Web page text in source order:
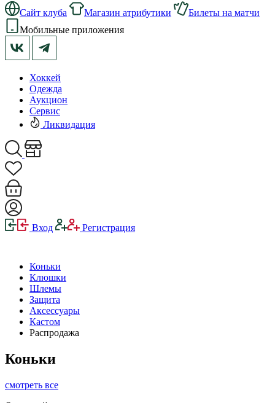
Сайт клуба Магазин атрибутики
Билеты на матчи
Мобильные приложения
Хоккей
Одежда
Аукцион
Сервис
Ликвидация
Вход Регистрация
Коньки
Клюшки
Шлемы
Защита
Аксессуары
Кастом
Распродажа
Коньки
смотреть все